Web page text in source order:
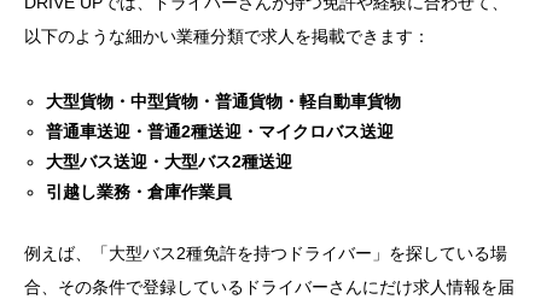
以下のような細かい業種分類で求人を掲載できます：
大型貨物・中型貨物・普通貨物・軽自動車貨物
普通車送迎・普通2種送迎・マイクロバス送迎
大型バス送迎・大型バス2種送迎
引越し業務・倉庫作業員
例えば、「大型バス2種免許を持つドライバー」を探している場
合、その条件で登録しているドライバーさんにだけ求人情報を届